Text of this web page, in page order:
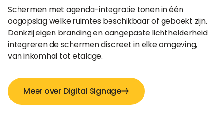
Schermen met agenda-integratie tonen in één
oogopslag welke ruimtes beschikbaar of geboekt zijn.
Dankzij eigen branding en aangepaste lichthelderheid
integreren de schermen discreet in elke omgeving,
van inkomhal tot etalage.
Meer over Digital Signage